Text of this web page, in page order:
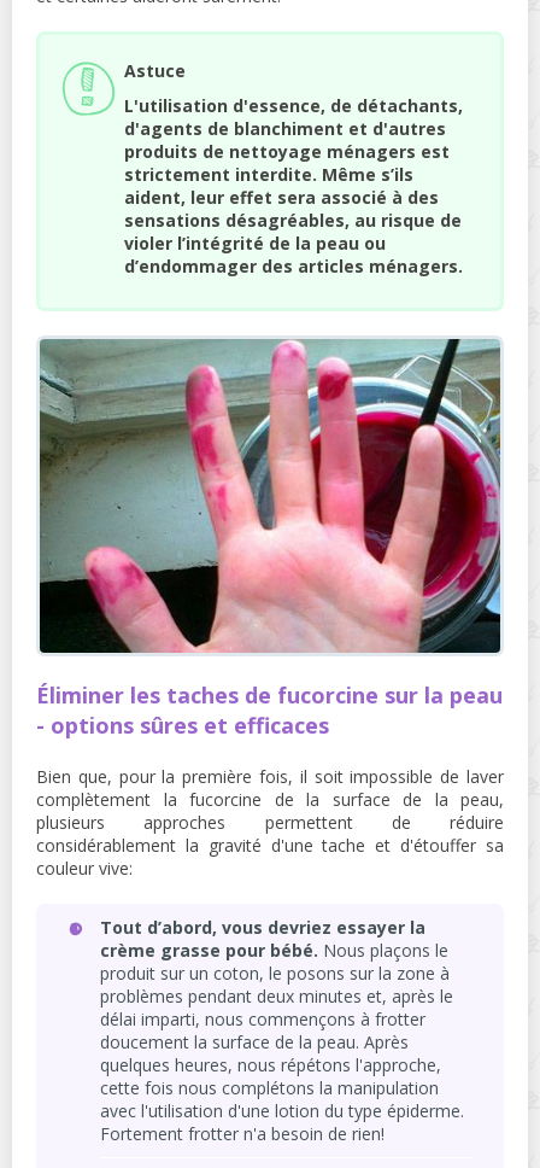
Astuce
L'utilisation d'essence, de détachants,
d'agents de blanchiment et d'autres
produits de nettoyage ménagers est
strictement interdite. Même s’ils
aident, leur effet sera associé à des
sensations désagréables, au risque de
violer l’intégrité de la peau ou
d’endommager des articles ménagers.
Éliminer les taches de fucorcine sur la peau
- options sûres et efficaces
Bien que, pour la première fois, il soit impossible de laver
complètement la fucorcine de la surface de la peau,
plusieurs approches permettent de réduire
considérablement la gravité d'une tache et d'étouffer sa
couleur vive:
Tout d’abord, vous devriez essayer la
crème grasse pour bébé. Nous plaçons le
produit sur un coton, le posons sur la zone à
problèmes pendant deux minutes et, après le
délai imparti, nous commençons à frotter
doucement la surface de la peau. Après
quelques heures, nous répétons l'approche,
cette fois nous complétons la manipulation
avec l'utilisation d'une lotion du type épiderme.
Fortement frotter n'a besoin de rien!